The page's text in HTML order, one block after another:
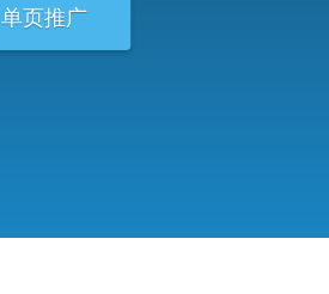
单页推广